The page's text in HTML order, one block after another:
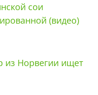
сои
(видео)
из Норвегии ищет